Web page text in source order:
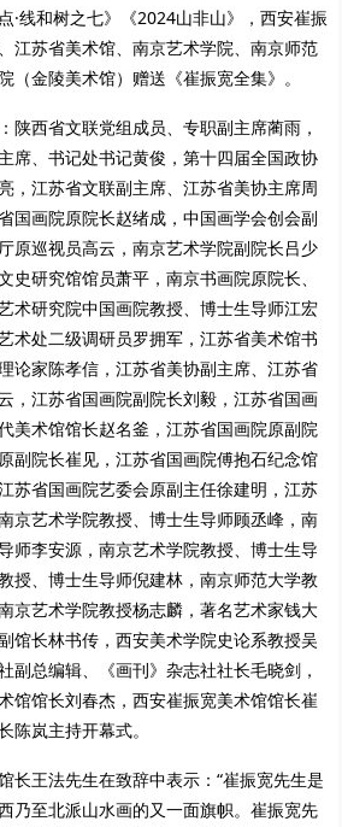
·线和树之七》《2024山非山》，西安崔振
江苏省美术馆、南京艺术学院、南京师范
（金陵美术馆）赠送《崔振宽全集》。
陕西省文联党组成员、专职副主席蔺雨，
席、书记处书记黄俊，第十四届全国政协
，江苏省文联副主席、江苏省美协主席周
国画院原院长赵绪成，中国画学会创会副
原巡视员高云，南京艺术学院副院长吕少
史研究馆馆员萧平，南京书画院原院长、
术研究院中国画院教授、博士生导师江宏
术处二级调研员罗拥军，江苏省美术馆书
论家陈孝信，江苏省美协副主席、江苏省
，江苏省国画院副院长刘毅，江苏省国画
美术馆馆长赵名釜，江苏省国画院原副院
副院长崔见，江苏省国画院傅抱石纪念馆
苏省国画院艺委会原副主任徐建明，江苏
京艺术学院教授、博士生导师顾丞峰，南
师李安源，南京艺术学院教授、博士生导
授、博士生导师倪建林，南京师范大学教
京艺术学院教授杨志麟，著名艺术家钱大
馆长林书传，西安美术学院史论系教授吴
副总编辑、《画刊》杂志社社长毛晓剑，
馆馆长刘春杰，西安崔振宽美术馆馆长崔
陈岚主持开幕式。
长王法先生在致辞中表示：“崔振宽先生是
乃至北派山水画的又一面旗帜。崔振宽先